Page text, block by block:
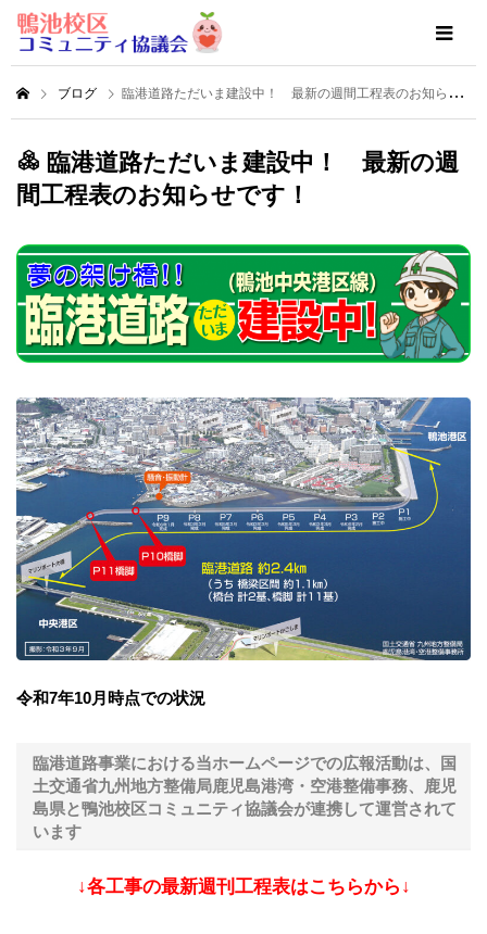
ブログ 臨港道路ただいま建設中！ 最新の週間工程表のお知らせです！
臨港道路ただいま建設中！ 最新の週
間工程表のお知らせです！
令和7年10月時点での状況
臨港道路事業における当ホームページでの広報活動は、国
土交通省九州地方整備局鹿児島港湾・空港整備事務、鹿児
島県と鴨池校区コミュニティ協議会が連携して運営されて
います
↓各工事の最新週刊工程表はこちらから↓